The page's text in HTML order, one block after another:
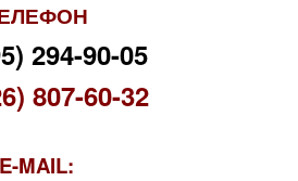
294-90-05
807-60-32
E-MAIL: